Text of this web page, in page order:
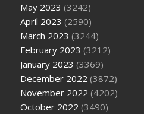
May 2023 (3242)
April 2023 (2590)
March 2023 (3244)
February 2023 (3212)
January 2023 (3369)
December 2022 (3872)
November 2022 (4202)
October 2022 (3490)